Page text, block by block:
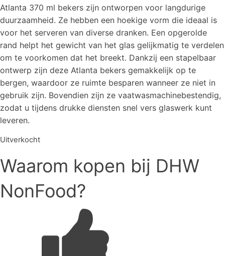
Atlanta 370 ml bekers zijn ontworpen voor langdurige
duurzaamheid. Ze hebben een hoekige vorm die ideaal is
voor het serveren van diverse dranken. Een opgerolde
rand helpt het gewicht van het glas gelijkmatig te verdelen
om te voorkomen dat het breekt. Dankzij een stapelbaar
ontwerp zijn deze Atlanta bekers gemakkelijk op te
bergen, waardoor ze ruimte besparen wanneer ze niet in
gebruik zijn. Bovendien zijn ze vaatwasmachinebestendig,
zodat u tijdens drukke diensten snel vers glaswerk kunt
leveren.
Uitverkocht
Waarom kopen bij DHW
NonFood?